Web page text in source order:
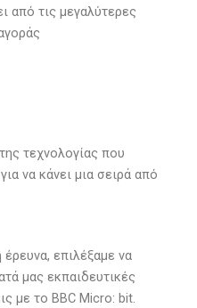
από τις μεγαλύτερες
τεχνολογίας που
να κάνει μια σειρά από
επιλέξαμε να
μας εκπαιδευτικές
με το BBC Micro: bit.